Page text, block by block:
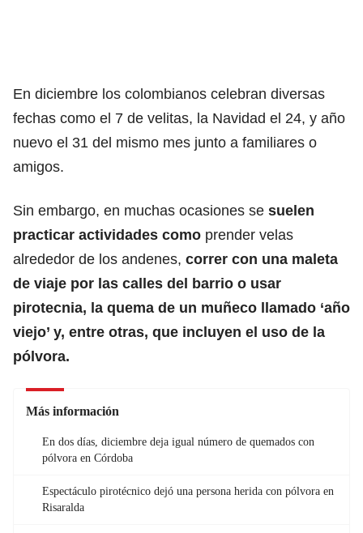
En diciembre los colombianos celebran diversas
fechas como el 7 de velitas, la Navidad el 24, y año
nuevo el 31 del mismo mes junto a familiares o
amigos.
Sin embargo, en muchas ocasiones se suelen
practicar actividades como prender velas
alrededor de los andenes, correr con una maleta
de viaje por las calles del barrio o usar
pirotecnia, la quema de un muñeco llamado ‘año
viejo’ y, entre otras, que incluyen el uso de la
pólvora.
Más información
En dos días, diciembre deja igual número de quemados con
pólvora en Córdoba
Espectáculo pirotécnico dejó una persona herida con pólvora en
Risaralda